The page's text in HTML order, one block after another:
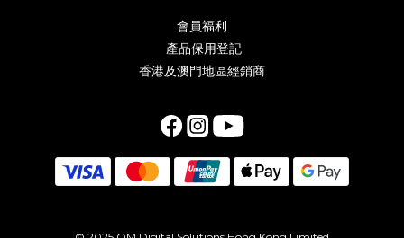
會員福利
產品保用登記
香港及澳門地區經銷商